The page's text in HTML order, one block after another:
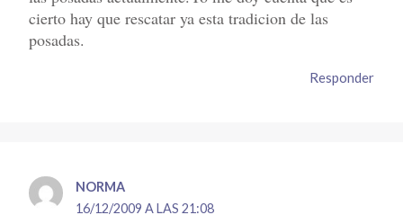
cierto hay que rescatar ya esta tradicion de las
posadas.
Responder
NORMA
16/12/2009 A LAS 21:08